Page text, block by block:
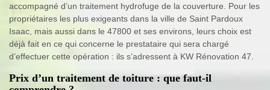
accompagné d’un traitement hydrofuge de la couverture. Pour les
propriétaires les plus exigeants dans la ville de Saint Pardoux
Isaac, mais aussi dans le 47800 et ses environs, leurs choix est
déjà fait en ce qui concerne le prestataire qui sera chargé
d’effectuer cette opération : ils s’adressent à KW Rénovation 47.
Prix d’un traitement de toiture : que faut-il